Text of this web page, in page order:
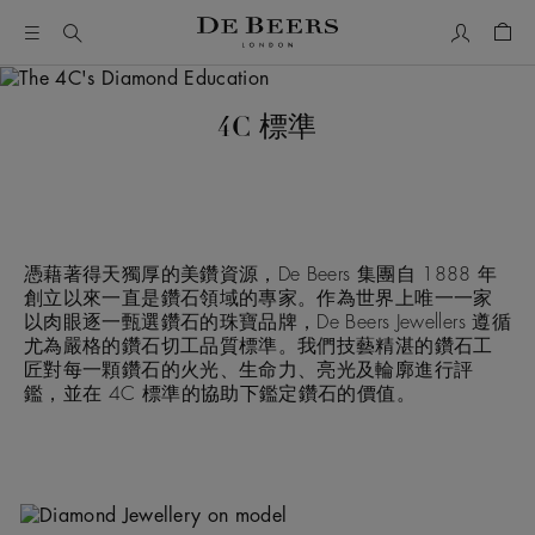
4C 標準
憑藉著得天獨厚的美鑽資源，De Beers 集團自 1888 年
創立以來一直是鑽石領域的專家。作為世界上唯一一家
以肉眼逐一甄選鑽石的珠寶品牌，De Beers Jewellers 遵循
尤為嚴格的鑽石切工品質標準。我們技藝精湛的鑽石工
匠對每一顆鑽石的火光、生命力、亮光及輪廓進行評
鑑，並在 4C 標準的協助下鑑定鑽石的價值。